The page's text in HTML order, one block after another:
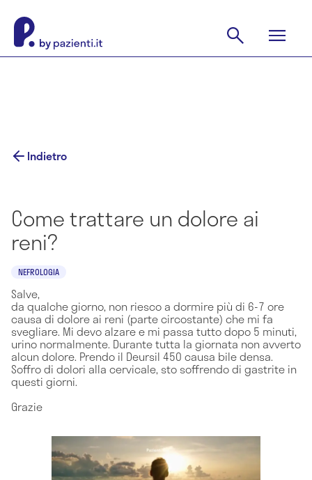
Indietro
Come trattare un dolore ai
reni?
NEFROLOGIA
Salve,
da qualche giorno, non riesco a dormire più di 6-7 ore
causa di dolore ai reni (parte circostante) che mi fa
svegliare. Mi devo alzare e mi passa tutto dopo 5 minuti,
urino normalmente. Durante tutta la giornata non avverto
alcun dolore. Prendo il Deursil 450 causa bile densa.
Soffro di dolori alla cervicale, sto soffrendo di gastrite in
questi giorni.
Grazie